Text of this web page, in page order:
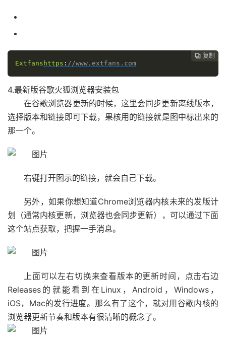
 复制
Extfans https : //www.extfans.com
4.最新版谷歌火狐浏览器安装包
在谷歌浏览器更新的时候，这里会同步更新离线版本，
选择版本和链接即可下载，果核用的链接就是图中标出来的
那一个。
右键打开图示的链接，就会自己下载。
另外，如果你想知道Chrome浏览器内核未来的发版计
划（通常内核更新，浏览器也会同步更新），可以通过下面
这个站点获取，把握一手消息。
上面可以左右切换来查看版本的更新时间，点击右边
Releases的就能看到在Linux，Android，Windows，
iOS，Mac的发行进度。那么有了这个，就对用谷歌内核的
浏览器更新节奏和版本有很清晰的概念了。